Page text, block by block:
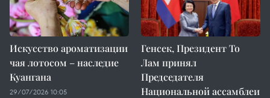
Искусство ароматизации
чая лотосом – наследие
Куангана
29/07/2026 10:05
Генсек, Президент То
Лам принял
Председателя
Национальной ассамблеи